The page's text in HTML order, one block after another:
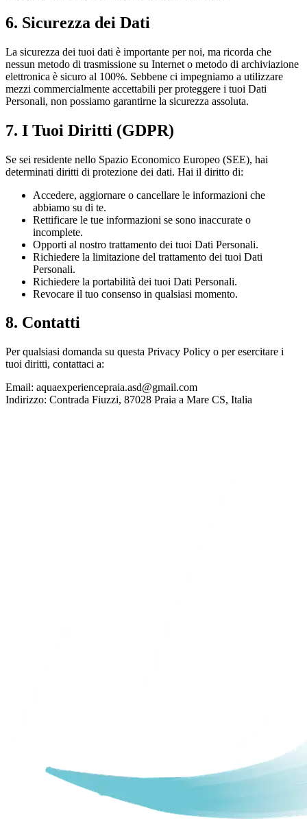
6. Sicurezza dei Dati
La sicurezza dei tuoi dati è importante per noi, ma ricorda che
nessun metodo di trasmissione su Internet o metodo di archiviazione
elettronica è sicuro al 100%. Sebbene ci impegniamo a utilizzare
mezzi commercialmente accettabili per proteggere i tuoi Dati
Personali, non possiamo garantirne la sicurezza assoluta.
7. I Tuoi Diritti (GDPR)
Se sei residente nello Spazio Economico Europeo (SEE), hai
determinati diritti di protezione dei dati. Hai il diritto di:
Accedere, aggiornare o cancellare le informazioni che
abbiamo su di te.
Rettificare le tue informazioni se sono inaccurate o
incomplete.
Opporti al nostro trattamento dei tuoi Dati Personali.
Richiedere la limitazione del trattamento dei tuoi Dati
Personali.
Richiedere la portabilità dei tuoi Dati Personali.
Revocare il tuo consenso in qualsiasi momento.
8. Contatti
Per qualsiasi domanda su questa Privacy Policy o per esercitare i
tuoi diritti, contattaci a:
Email: aquaexperiencepraia.asd@gmail.com
Indirizzo: Contrada Fiuzzi, 87028 Praia a Mare CS, Italia